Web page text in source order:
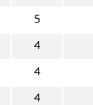
5
4
4
4